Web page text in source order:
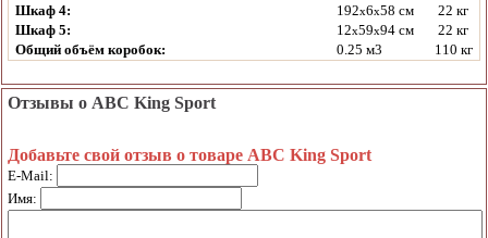
Шкаф 4:
192x6x58 см
22 кг
Шкаф 5:
12x59x94 см
22 кг
Общий объём коробок:
0.25 м3 110 кг
Отзывы о ABC King Sport
Добавьте свой отзыв о товаре ABC King Sport
E-Mail:
Имя: